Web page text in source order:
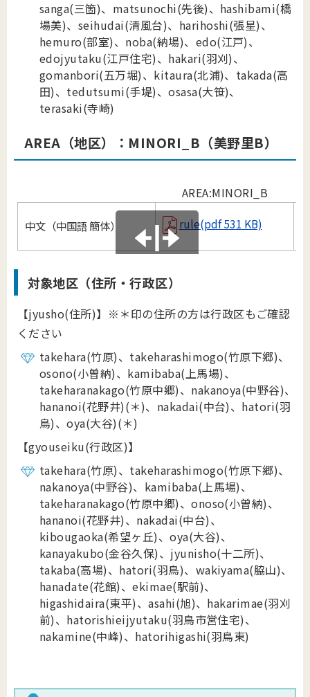
sanga(三箇)、matsunochi(先後)、hashibami(橋
場美)、seihudai(清風台)、harihoshi(張星)、
hemuro(部室)、noba(納場)、edo(江戸)、
edojyutaku(江戸住宅)、hakari(羽刈)、
gomanbori(五万堀)、kitaura(北浦)、takada(高
田)、tedutsumi(手堤)、osasa(大笹)、
terasaki(寺崎)
AREA（地区）：MINORI B（美野里B）
AREA:MINORI_B
中文（中国語 簡体） rule(pdf 531 KB)
対象地区（住所・行政区）
【jyusho(住所)】※＊印の住所の方は行政区もご確認
ください
takehara(竹原)、takeharashimogo(竹原下郷)、
osono(小曽納)、kamibaba(上馬場)、
takeharanakago(竹原中郷)、nakanoya(中野谷)、
hananoi(花野井)(＊)、nakadai(中台)、hatori(羽
鳥)、oya(大谷)(＊)
【gyouseiku(行政区)】
takehara(竹原)、takeharashimogo(竹原下郷)、
nakanoya(中野谷)、kamibaba(上馬場)、
takeharanakago(竹原中郷)、onoso(小曽納)、
hananoi(花野井)、nakadai(中台)、
kibougaoka(希望ヶ丘)、oya(大谷)、
kanayakubo(金谷久保)、jyunisho(十二所)、
takaba(高場)、hatori(羽鳥)、wakiyama(脇山)、
hanadate(花館)、ekimae(駅前)、
higashidaira(東平)、asahi(旭)、hakarimae(羽刈
前)、hatorishieijyutaku(羽鳥市営住宅)、
nakamine(中峰)、hatorihigashi(羽鳥東)